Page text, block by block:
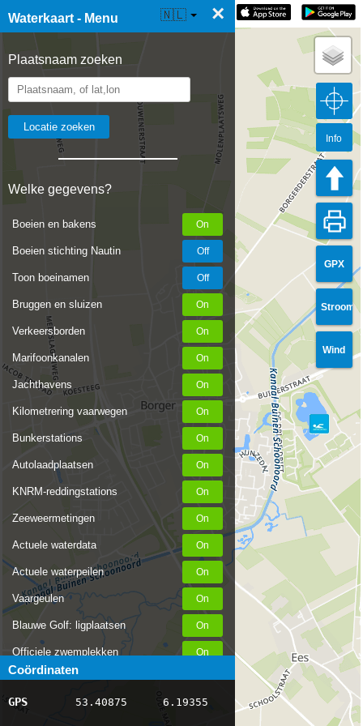
Waterkaart - Menu ×
Plaatsnaam zoeken
Welke gegevens?
Boeien en bakens
Boeien stichting Nautin
Toon boeinamen
Bruggen en sluizen
Verkeersborden
Marifoonkanalen
Jachthavens
Kilometrering vaarwegen
Bunkerstations
Autolaadplaatsen
KNRM-reddingstations
Zeeweermetingen
Actuele waterdata
Actuele waterpeilen
Vaargeulen
Blauwe Golf: ligplaatsen
Officiele zwemplekken
Stremmingen/hinder
AIS scheepsposities
Coördinaten
GPS 53.40875 6.19355
☰ Waterkaart Live 🇳🇱
GPX
Stroom
Wind
Info